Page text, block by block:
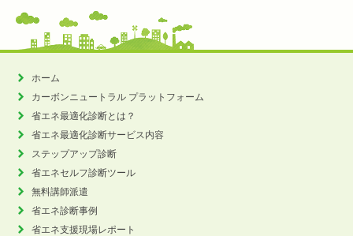
ホーム
カーボンニュートラル プラットフォーム
省エネ最適化診断とは？
省エネ最適化診断サービス内容
ステップアップ診断
省エネセルフ診断ツール
無料講師派遣
省エネ診断事例
省エネ支援現場レポート